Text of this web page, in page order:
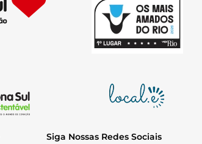
Siga Nossas Redes Sociais